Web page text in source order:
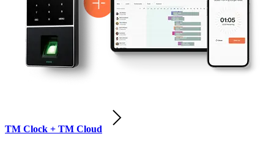
TM Clock + TM Cloud